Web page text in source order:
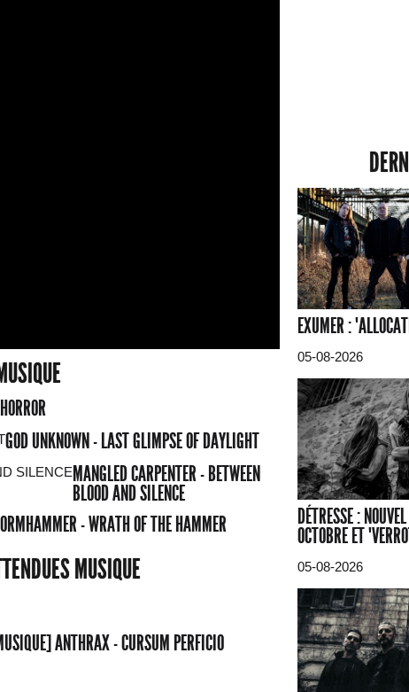
GOD UNKNOWN - LAST GLIMPSE OF DAYLIGHT
MANGLED CARPENTER - BETWEEN
BLOOD AND SILENCE
- WRATH OF THE HAMMER
MUSIQUE
ANTHRAX - CURSUM PERFICIO
EXUMER :
05-08-2026
DÉTRESSE :
OCTOBRE ET
05-08-2026